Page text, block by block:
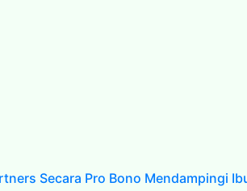
Secara Pro Bono Mendampingi